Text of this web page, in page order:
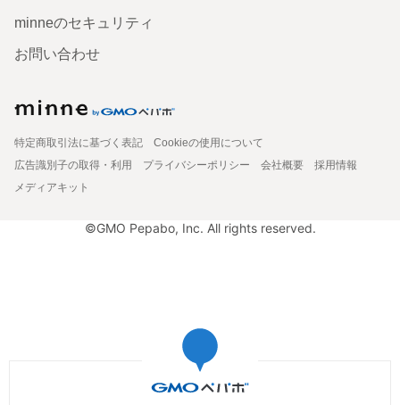
minneのセキュリティ
お問い合わせ
特定商取引法に基づく表記
Cookieの使用について
広告識別子の取得・利用
プライバシーポリシー 会社概要
採用情報
メディアキット
©GMO Pepabo, Inc. All rights reserved.